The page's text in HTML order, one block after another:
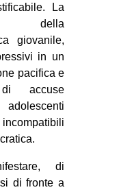
La
della
giovanile,
in un
pacifica e
accuse
adolescenti
di
di fronte a